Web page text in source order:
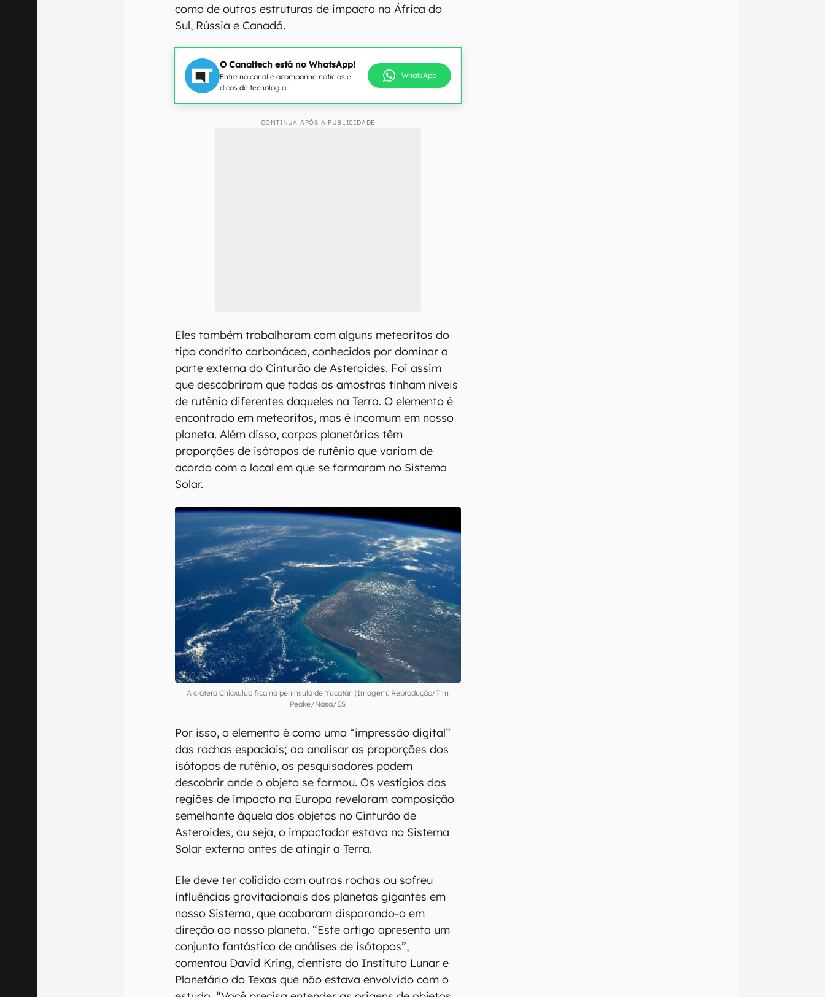
como de outras estruturas de impacto na África do
Sul, Rússia e Canadá.
O Canaltech está no WhatsApp!
Entre no canal e acompanhe notícias e
dicas de tecnologia
WhatsApp
CONTINUA APÓS A PUBLICIDADE
Eles também trabalharam com alguns meteoritos do
tipo condrito carbonáceo, conhecidos por dominar a
parte externa do Cinturão de Asteroides. Foi assim
que descobriram que todas as amostras tinham níveis
de rutênio diferentes daqueles na Terra. O elemento é
encontrado em meteoritos, mas é incomum em nosso
planeta. Além disso, corpos planetários têm
proporções de isótopos de rutênio que variam de
acordo com o local em que se formaram no Sistema
Solar.
A cratera Chicxulub fica na península de Yucatán (Imagem: Reprodução/Tim
Peake/Nasa/ES
Por isso, o elemento é como uma “impressão digital”
das rochas espaciais; ao analisar as proporções dos
isótopos de rutênio, os pesquisadores podem
descobrir onde o objeto se formou. Os vestígios das
regiões de impacto na Europa revelaram composição
semelhante àquela dos objetos no Cinturão de
Asteroides, ou seja, o impactador estava no Sistema
Solar externo antes de atingir a Terra.
Ele deve ter colidido com outras rochas ou sofreu
influências gravitacionais dos planetas gigantes em
nosso Sistema, que acabaram disparando-o em
direção ao nosso planeta. “Este artigo apresenta um
conjunto fantástico de análises de isótopos”,
comentou David Kring, cientista do Instituto Lunar e
Planetário do Texas que não estava envolvido com o